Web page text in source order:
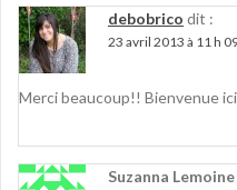
debobrico dit :
23 avril 2013 à 11 h
Merci beaucoup!! Bienvenue
Suzanna Lemoine